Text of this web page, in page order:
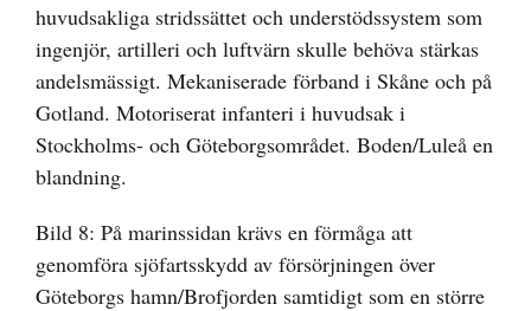
huvudsakliga stridssättet och understödssystem som
ingenjör, artilleri och luftvärn skulle behöva stärkas
andelsmässigt. Mekaniserade förband i Skåne och på
Gotland. Motoriserat infanteri i huvudsak i
Stockholms- och Göteborgsområdet. Boden/Luleå en
blandning.
Bild 8: På marinssidan krävs en förmåga att
genomföra sjöfartsskydd av försörjningen över
Göteborgs hamn/Brofjorden samtidigt som en större